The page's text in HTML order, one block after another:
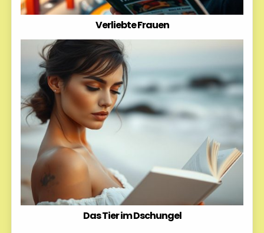
Verliebte Frauen
Das Tier im Dschungel